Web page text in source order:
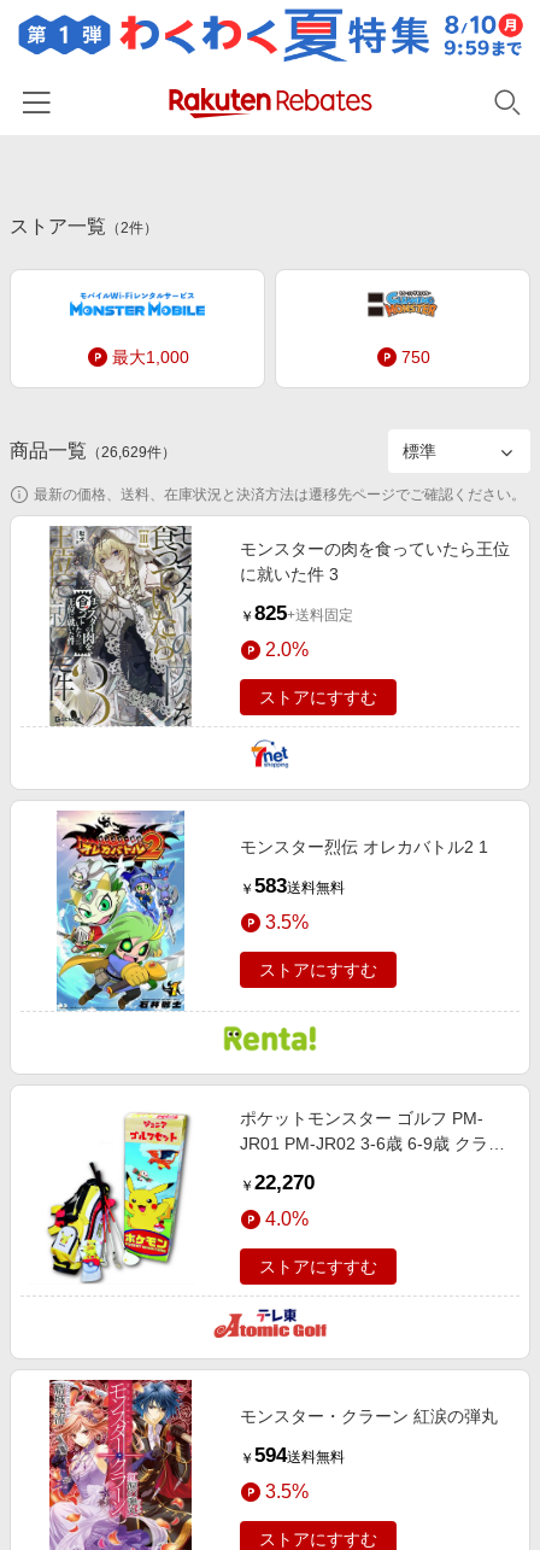
カテゴリー一覧
百貨店・総合ECモール
ファッション・インナー・小物
食品・スイーツ・お酒
家電・PC・スマホ・カメラ
エンタメ
スポーツ・アウトドア・ゴルフ
インテリア・寝具
ペット・花・DIY・車
旅行・レジャー・ホテル予約
金融・マネー・保険
デジタルコンテンツ
ビジネス・その他サービス
初回購入者限定特典
新着ストアのご紹介
電子書籍特集
楽天ペイ導入ストア
楽天サービス特集
旅行特集
お中元特集2026
わくわく夏特集
とことん買い物チャレンジ
Apple公式サイト×楽天カード分割払い
Qoo10メガポ
友達紹介
楽天IDでログイン/会員登録
ストア一覧 （2件）
最大1,000 750
商品一覧 （26,629件）
最新の価格、送料、在庫状況と決済方法は遷移先ページでご確認ください。
モンスターの肉を食っていたら王位
に就いた件 3
￥ 825+送料固定
2.0%
ストアにすすむ
モンスター烈伝 オレカバトル2 1
￥ 583送料無料
3.5%
ストアにすすむ
ポケットモンスター ゴルフ PM-
JR01 PM-JR02 3-6歳 6-9歳 クラブ
キャディバッグ付き ピカチュー キ
ッズ
￥ 22,270
4.0%
ストアにすすむ
モンスター・クラーン 紅涙の弾丸
￥ 594送料無料
3.5%
ストアにすすむ